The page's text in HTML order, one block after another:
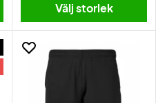
Välj storlek